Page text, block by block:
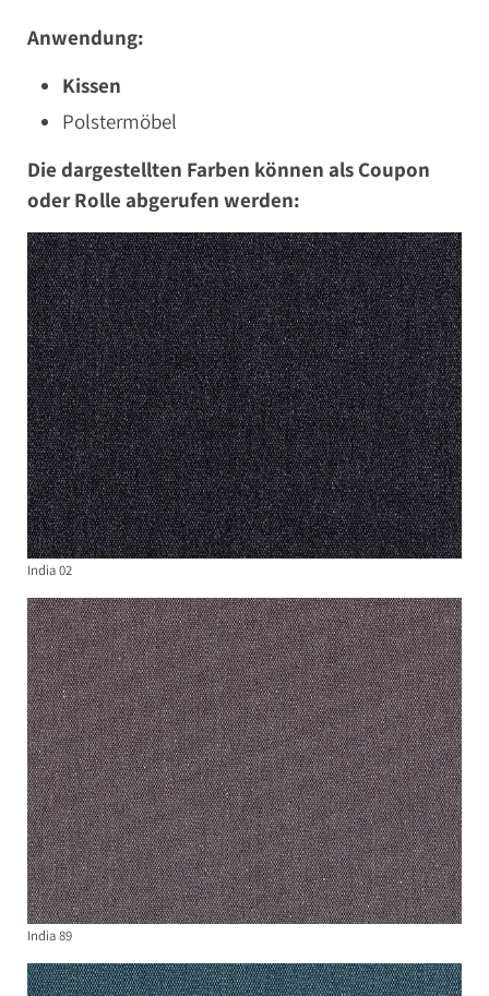
India 02
India 89
Anwendung:
Kissen
Polstermöbel
Die dargestellten Farben können als Coupon
oder Rolle abgerufen werden: